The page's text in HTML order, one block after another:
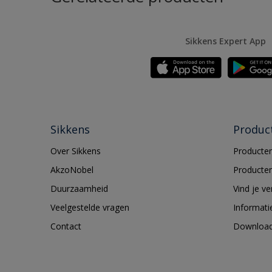
Sikkens Expert App
Sikkens
Over Sikkens
AkzoNobel
Duurzaamheid
Veelgestelde vragen
Contact
Vind je